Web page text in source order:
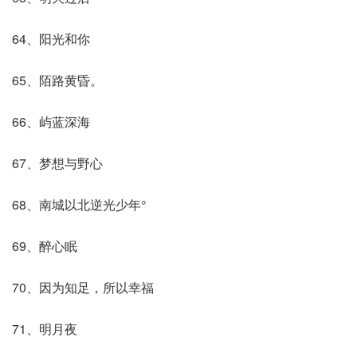
64、阳光和你
65、陌路黄昏。
66、屿蓝深海
67、梦想与野心
68、南城以北逆光少年°
69、醉心眠
70、因为知足，所以幸福
71、明月夜